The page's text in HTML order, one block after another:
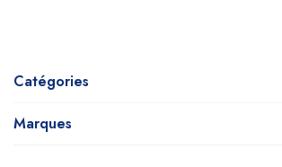
Catégories
Marques